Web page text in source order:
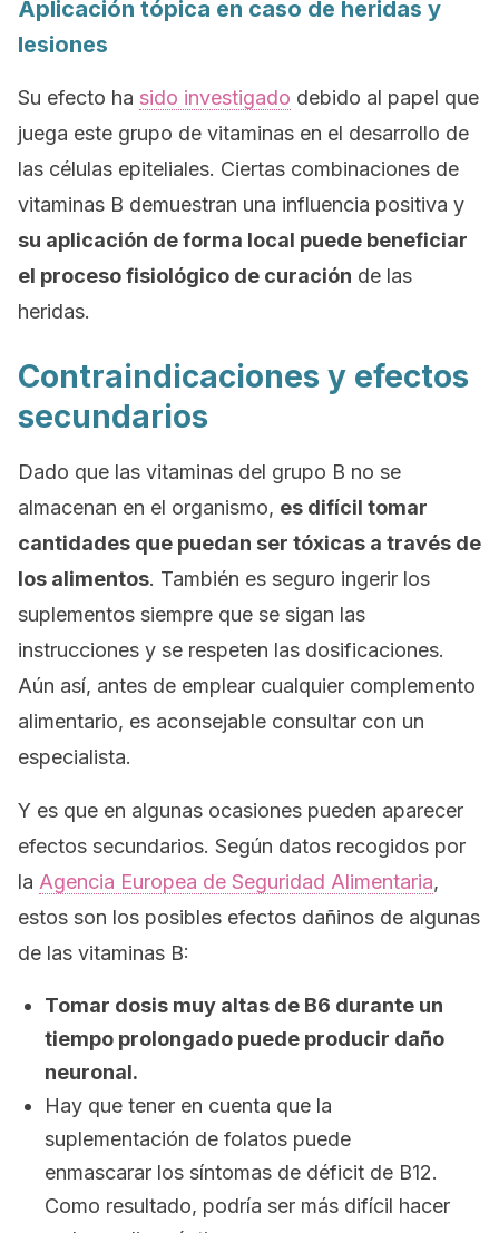
Aplicación tópica en caso de heridas y
lesiones
Su efecto ha sido investigado debido al papel que
juega este grupo de vitaminas en el desarrollo de
las células epiteliales. Ciertas combinaciones de
vitaminas B demuestran una influencia positiva y
su aplicación de forma local puede beneficiar
el proceso fisiológico de curación de las
heridas.
Contraindicaciones y efectos
secundarios
Dado que las vitaminas del grupo B no se
almacenan en el organismo, es difícil tomar
cantidades que puedan ser tóxicas a través de
los alimentos. También es seguro ingerir los
suplementos siempre que se sigan las
instrucciones y se respeten las dosificaciones.
Aún así, antes de emplear cualquier complemento
alimentario, es aconsejable consultar con un
especialista.
Y es que en algunas ocasiones pueden aparecer
efectos secundarios. Según datos recogidos por
la Agencia Europea de Seguridad Alimentaria,
estos son los posibles efectos dañinos de algunas
de las vitaminas B:
Tomar dosis muy altas de B6 durante un
tiempo prolongado puede producir daño
neuronal.
Hay que tener en cuenta que la
suplementación de folatos puede
enmascarar los síntomas de déficit de B12.
Como resultado, podría ser más difícil hacer